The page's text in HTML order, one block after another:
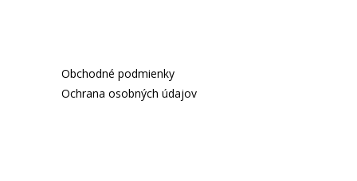
Obchodné podmienky
Ochrana osobných údajov